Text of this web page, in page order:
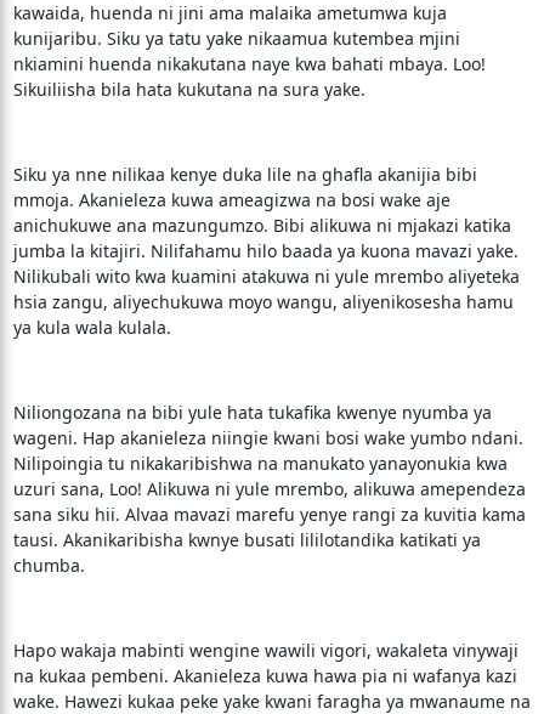
kawaida, huenda ni jini ama malaika ametumwa kuja
kunijaribu. Siku ya tatu yake nikaamua kutembea mjini
nkiamini huenda nikakutana naye kwa bahati mbaya. Loo!
Sikuiliisha bila hata kukutana na sura yake.
Siku ya nne nilikaa kenye duka lile na ghafla akanijia bibi
mmoja. Akanieleza kuwa ameagizwa na bosi wake aje
anichukuwe ana mazungumzo. Bibi alikuwa ni mjakazi katika
jumba la kitajiri. Nilifahamu hilo baada ya kuona mavazi yake.
Nilikubali wito kwa kuamini atakuwa ni yule mrembo aliyeteka
hsia zangu, aliyechukuwa moyo wangu, aliyenikosesha hamu
ya kula wala kulala.
Niliongozana na bibi yule hata tukafika kwenye nyumba ya
wageni. Hap akanieleza niingie kwani bosi wake yumbo ndani.
Nilipoingia tu nikakaribishwa na manukato yanayonukia kwa
uzuri sana, Loo! Alikuwa ni yule mrembo, alikuwa amependeza
sana siku hii. Alvaa mavazi marefu yenye rangi za kuvitia kama
tausi. Akanikaribisha kwnye busati lililotandika katikati ya
chumba.
Hapo wakaja mabinti wengine wawili vigori, wakaleta vinywaji
na kukaa pembeni. Akanieleza kuwa hawa pia ni wafanya kazi
wake. Hawezi kukaa peke yake kwani faragha ya mwanaume na